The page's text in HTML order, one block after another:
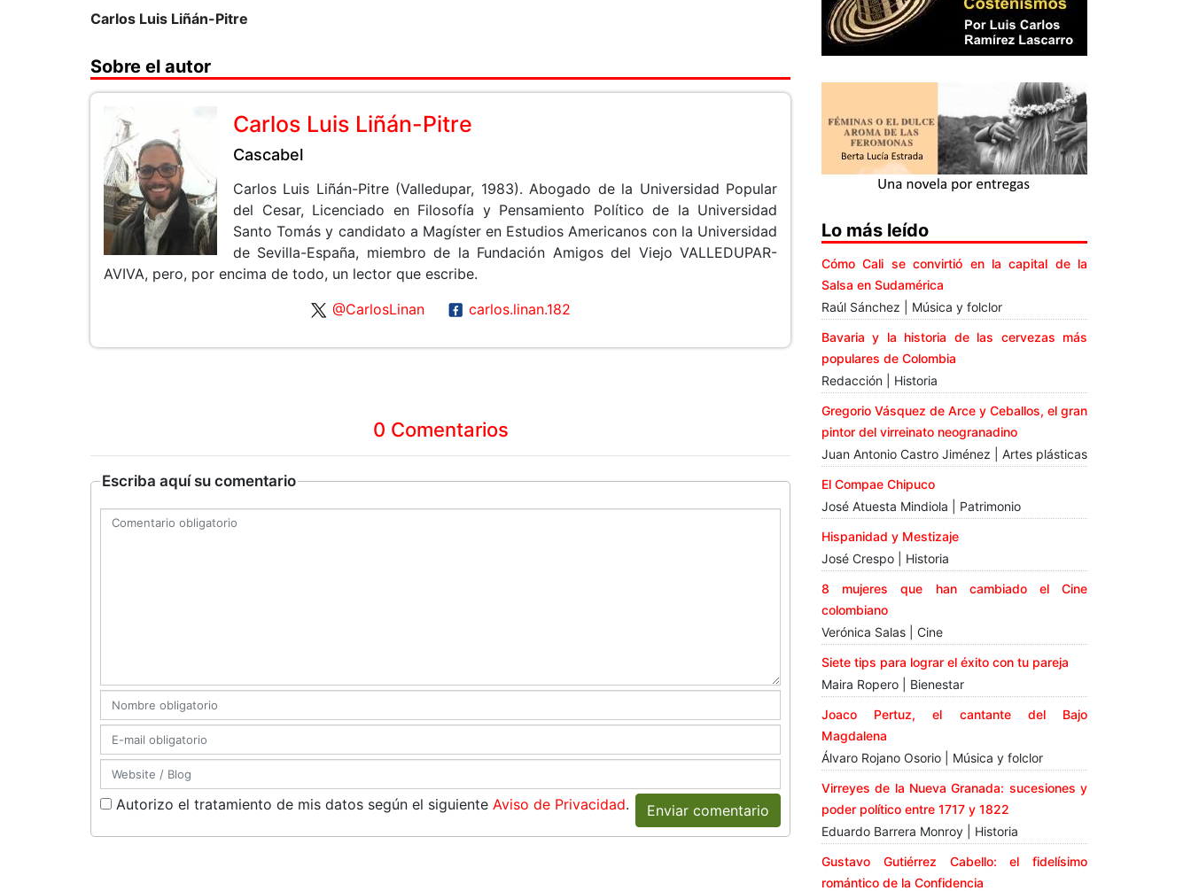
Carlos Luis Liñán-Pitre
Sobre el autor
Carlos Luis Liñán-Pitre
Cascabel
Carlos Luis Liñán-Pitre (Valledupar, 1983). Abogado de la Universidad Popular
del Cesar, Licenciado en Filosofía y Pensamiento Político de la Universidad
Santo Tomás y candidato a Magíster en Estudios Americanos con la Universidad
de Sevilla-España, miembro de la Fundación Amigos del Viejo VALLEDUPAR-
AVIVA, pero, por encima de todo, un lector que escribe.
@CarlosLinan
carlos.linan.182
0 Comentarios
Escriba aquí su comentario
Autorizo el tratamiento de mis datos según el siguiente Aviso de Privacidad. Enviar comentario
Lo más leído
Cómo Cali se convirtió en la capital de la
Salsa en Sudamérica
Raúl Sánchez | Música y folclor
Bavaria y la historia de las cervezas más
populares de Colombia
Redacción | Historia
Gregorio Vásquez de Arce y Ceballos, el gran
pintor del virreinato neogranadino
Juan Antonio Castro Jiménez | Artes plásticas
El Compae Chipuco
José Atuesta Mindiola | Patrimonio
Hispanidad y Mestizaje
José Crespo | Historia
8 mujeres que han cambiado el Cine
colombiano
Verónica Salas | Cine
Siete tips para lograr el éxito con tu pareja
Maira Ropero | Bienestar
Joaco Pertuz, el cantante del Bajo
Magdalena
Álvaro Rojano Osorio | Música y folclor
Virreyes de la Nueva Granada: sucesiones y
poder político entre 1717 y 1822
Eduardo Barrera Monroy | Historia
Gustavo Gutiérrez Cabello: el fidelísimo
romántico de la Confidencia